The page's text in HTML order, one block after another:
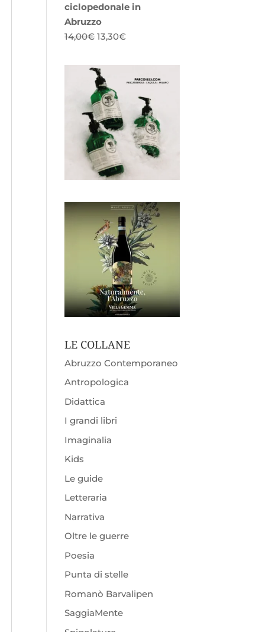
ciclopedonale in
Abruzzo
14,00€ Il
originale
era:
14,00€.
13,30€
attuale
è:
13,30€.
LE COLLANE
Abruzzo Contemporaneo
Antropologica
Didattica
I grandi libri
Imaginalia
Kids
Le guide
Letteraria
Narrativa
Oltre le guerre
Poesia
Punta di stelle
Romanò Barvalipen
SaggiaMente